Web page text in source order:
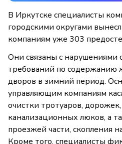
В Иркутске специалисты
городскими округами
компаниям уже 303
Они связаны с нарушениями
требований по содержанию
дворов в зимний период.
управляющим компаниям
очистки тротуаров,
канализационных люков, а
проезжей части, скопления
Кроме того, специалисты